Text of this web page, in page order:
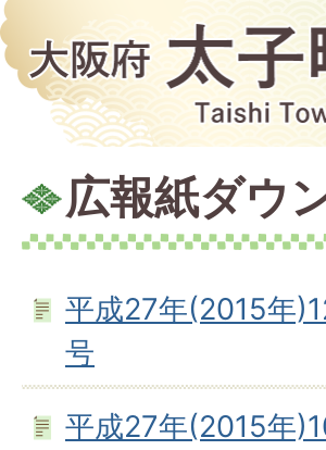
広報紙ダウ
平成27年(2015年
号
平成27年(2015年